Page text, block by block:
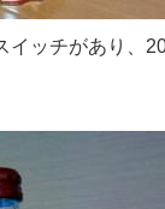
イッチがあり、